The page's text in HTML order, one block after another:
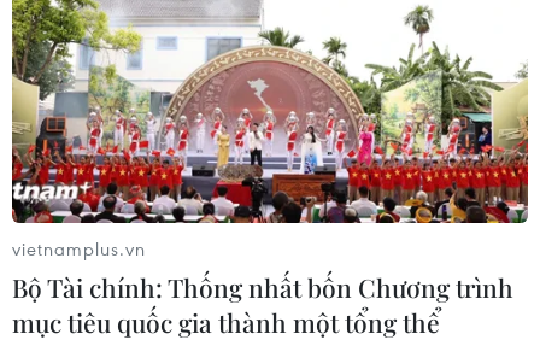
vietnamplus.vn
Bộ Tài chính: Thống nhất bốn Chương trình
mục tiêu quốc gia thành một tổng thể